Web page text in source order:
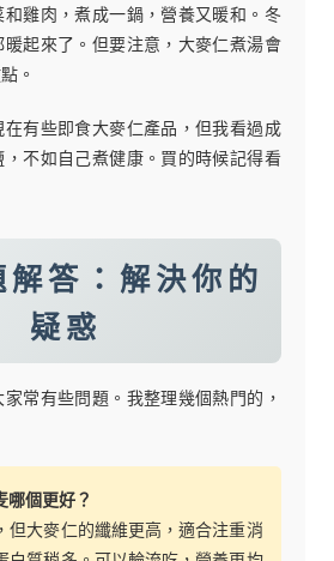
雞肉，煮成一鍋，營養又暖和。冬
起來了。但要注意，大麥仁煮湯會
。
有些即食大麥仁產品，但我看過成
不如自己煮健康。買的時候記得看
解答：解決你的
疑惑
常有些問題。我整理幾個熱門的，
哪個更好？
但大麥仁的纖維更高，適合注重消